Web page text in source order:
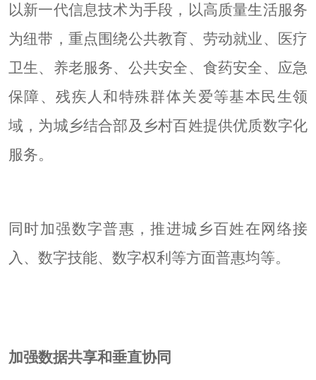
以新一代信息技术为手段，以高质量生活服务
为纽带，重点围绕公共教育、劳动就业、医疗
卫生、养老服务、公共安全、食药安全、应急
保障、残疾人和特殊群体关爱等基本民生领
域，为城乡结合部及乡村百姓提供优质数字化
服务。
同时加强数字普惠，推进城乡百姓在网络接
入、数字技能、数字权利等方面普惠均等。
加强数据共享和垂直协同